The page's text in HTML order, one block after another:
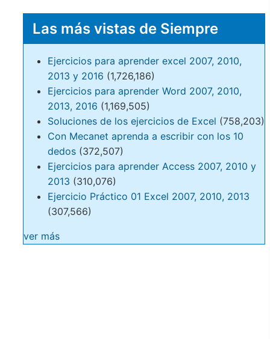
Las más vistas de Siempre
Ejercicios para aprender excel 2007, 2010,
2013 y 2016 (1,726,186)
Ejercicios para aprender Word 2007, 2010,
2013, 2016 (1,169,505)
Soluciones de los ejercicios de Excel (758,203)
Con Mecanet aprenda a escribir con los 10
dedos (372,507)
Ejercicios para aprender Access 2007, 2010 y
2013 (310,076)
Ejercicio Práctico 01 Excel 2007, 2010, 2013
(307,566)
ver más